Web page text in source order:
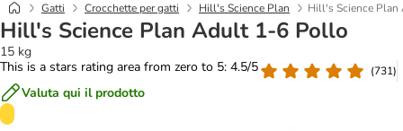
Gatti Crocchette per gatti Hill's Science Plan Hill's Science
Hill's Science Plan Adult 1-6 Pollo
15 kg
This is a stars rating area from zero to 5: 4.5/5
(731)
Valuta qui il prodotto